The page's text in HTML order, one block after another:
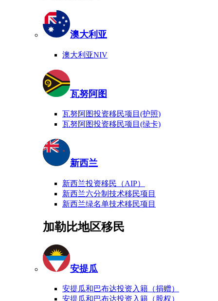
澳大利亚
澳大利亚NIV
瓦努阿图
瓦努阿图投资移民项目(护照)
瓦努阿图投资移民项目(绿卡)
新西兰
新西兰投资移民（AIP）
新西兰六分制技术移民项目
新西兰绿名单技术移民项目
加勒比地区移民
安提瓜
安提瓜和巴布达投资入籍（捐赠）
安提瓜和巴布达投资入籍（股权）